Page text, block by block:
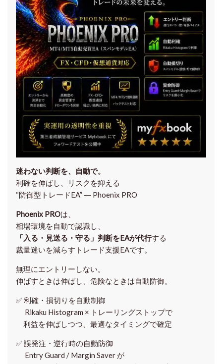
迷わない判断を、自動で。
利確を伸ばし、リスクを抑える
“防御型トレードEA” ― Phoenix PRO
Phoenix PROは、
相場環境を自動で認識し、
「入る・見送る・守る」判断をEAが代行する
裁量迷いを減らすトレード支援EAです。
無理にエントリーしない。
伸ばすときは伸ばし、危険なときは自動防御。
✅利確・損切りを自動制御
Rikaku Histogram × トレーリングストップで
利益を伸ばしつつ、最適なタイミングで確定
✅誤発注・逆行時の自動防御
Entry Guard / Margin Saver が